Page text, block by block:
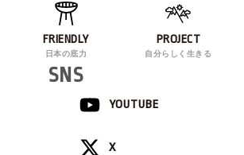
FRIENDLY
日本の底力
PROJECT
自分らしく生きる
SNS
YOUTUBE
X